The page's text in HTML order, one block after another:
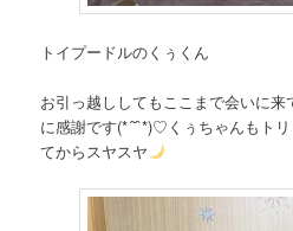
トイプードルのくぅくん
お引っ越ししてもここまで会いに
に感謝です(*´˘`*)♡くぅちゃんもト
てからスヤスヤ